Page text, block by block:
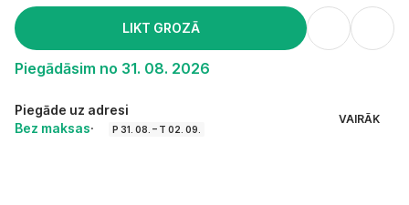
LIKT GROZĀ
Piegādāsim no 31. 08. 2026
Piegāde uz adresi
Bez maksas· P 31. 08. – T 02. 09.
VAIRĀK